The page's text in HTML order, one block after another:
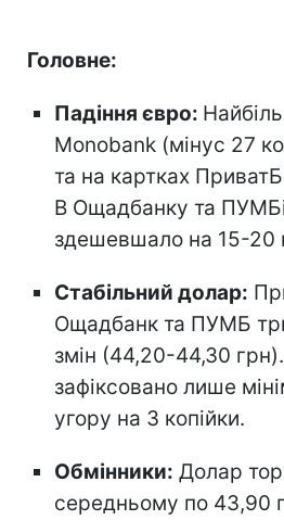
Головне:
Падіння євро:
Monobank (мінус 27
та на картках
В Ощадбанку та
здешевшало на 15-20
Стабільний долар:
Ощадбанк та ПУМБ
змін (44,20-44,30
зафіксовано лише
угору на 3 копійки.
Обмінники: Долар
середньому по 43,90